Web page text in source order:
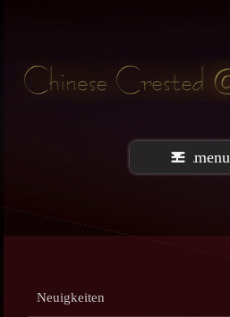
menu
Neuigkeiten